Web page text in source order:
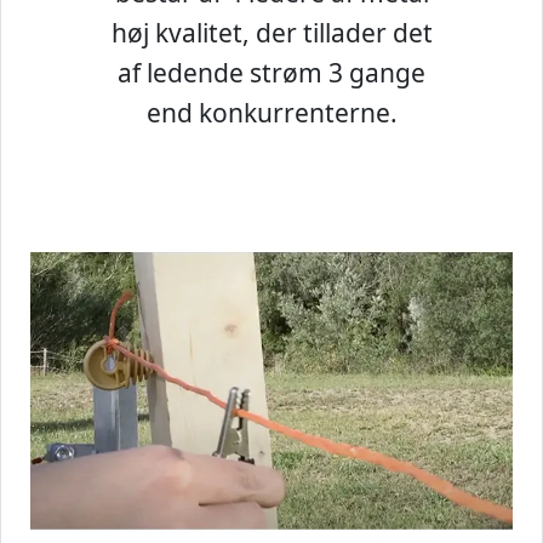
høj kvalitet, der tillader det
af ledende strøm 3 gange
end konkurrenterne.